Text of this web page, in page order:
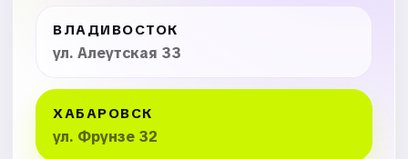
ВЛАДИВОСТОК
ул. Алеутская 33
ХАБАРОВСК
ул. Фрунзе 32